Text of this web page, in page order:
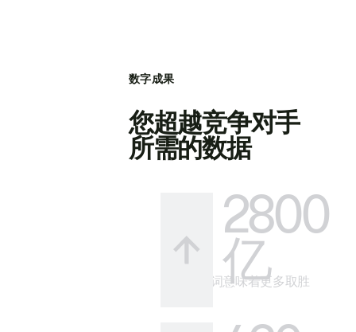
数字成果
您超越竞争对手
所需的数据
2800
亿
更多关键词意味着更多取胜